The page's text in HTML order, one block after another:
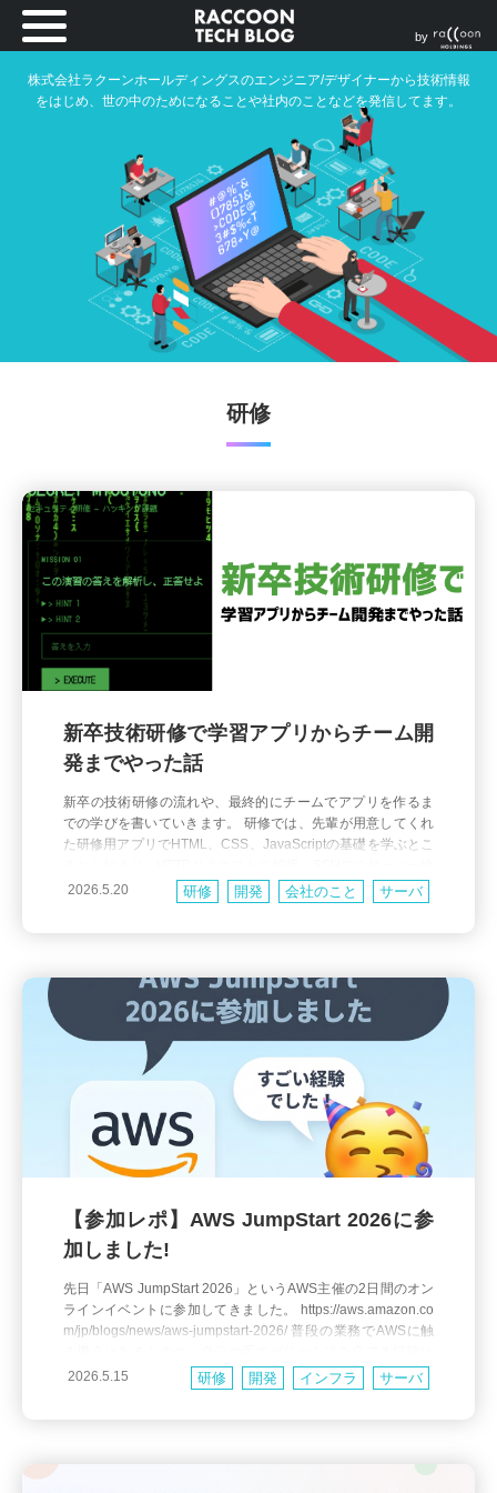
株式会社ラクーンホールディングスのエンジニア/デザイナーから技術情報
をはじめ、世の中のためになることや社内のことなどを発信してます。
by
研修
新卒技術研修で学習アプリからチーム開
発までやった話
新卒の技術研修の流れや、最終的にチームでアプリを作るま
での学びを書いていきます。 研修では、先輩が用意してくれ
た研修用アプリでHTML、CSS、JavaScriptの基礎を学ぶとこ
続、モダンフレームワークを使ったチーム開発まで行いまし
た。 Webの基礎を学ぶ 最初に取り組んだのは、先輩が作って
2026.5.20 開発 会社のこと サーバ
研修
【参加レポ】AWS JumpStart 2026に参
加しました!
先日「AWS JumpStart 2026」というAWS主催の2日間のオン
ラインイベントに参加してきました。 https://aws.amazon.co
m/jp/blogs/news/aws-jumpstart-2026/ 普段の業務でAWSに触
意外と少なく、社内の先輩から「行ってきたら？」と勧めて
もらったのが参加のきっかけです。 AWS
2026.5.15 開発 インフラ サーバ
研修